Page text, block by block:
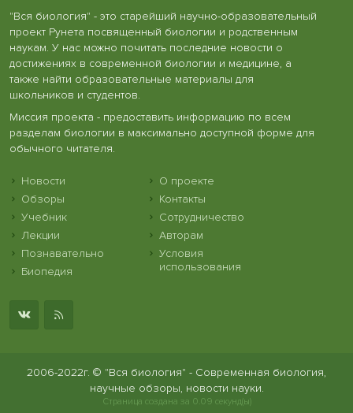
"Вся биология" - это старейший научно-образовательный
проект Рунета посвященный биологии и родственным
наукам. У нас можно почитать последние новости о
достижениях в современной биологии и медицине, а
также найти образовательные материалы для
школьников и студентов.
Миссия проекта - предоставить информацию по всем
разделам биологии в максимально доступной форме для
обычного читателя.
Новости
Обзоры
Учебник
Лекции
Познавательно
Биопедия
О проекте
Контакты
Сотрудничество
Авторам
Условия
использования
2006-2022г. © "Вся биология" - Современная биология,
научные обзоры, новости науки.
Страница создана за 0.09 секунд(ы)